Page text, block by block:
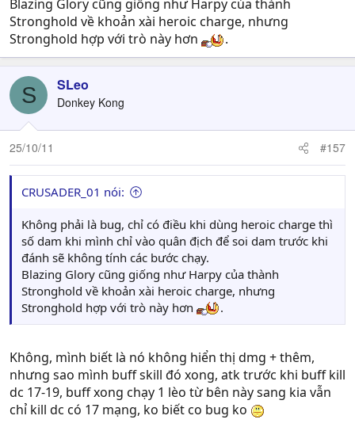
Blazing Glory cũng giống như Harpy của thành
Stronghold về khoản xài heroic charge, nhưng
Stronghold hợp với trò này hơn
.
S SLeo
Donkey Kong
25/10/11 #157
CRUSADER_01 nói:
Không phải là bug, chỉ có điều khi dùng heroic charge thì
số dam khi mình chỉ vào quân địch để soi dam trước khi
đánh sẽ không tính các bước chạy.
Blazing Glory cũng giống như Harpy của thành
Stronghold về khoản xài heroic charge, nhưng
Stronghold hợp với trò này hơn
.
Không, mình biết là nó không hiển thị dmg + thêm,
nhưng sao mình buff skill đó xong, atk trước khi buff kill
dc 17-19, buff xong chạy 1 lèo từ bên này sang kia vẫn
chỉ kill dc có 17 mạng, ko biết co bug ko